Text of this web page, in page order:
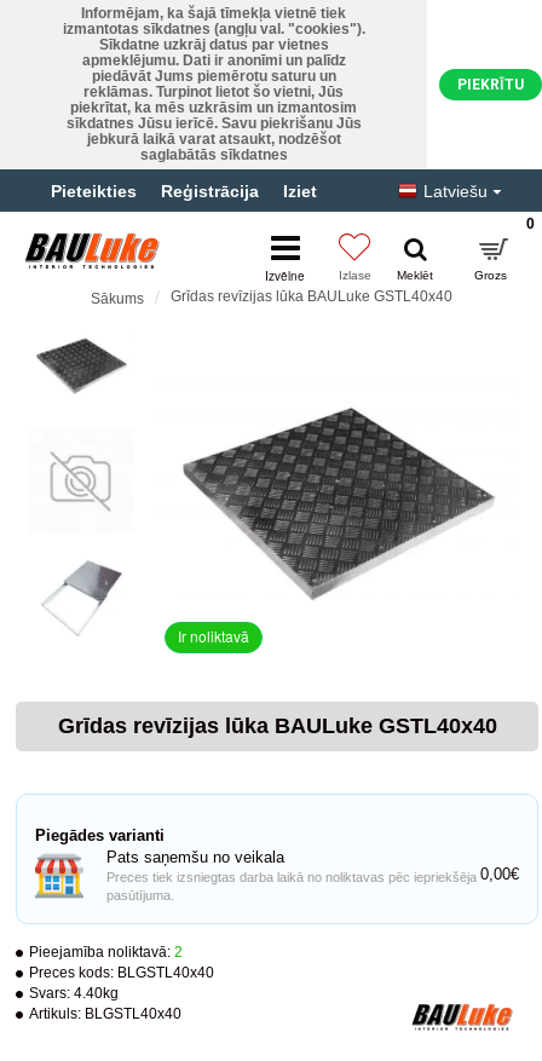
Informējam, ka šajā tīmekļa vietnē tiek
izmantotas sīkdatnes (angļu val. "cookies").
Sīkdatne uzkrāj datus par vietnes
apmeklējumu. Dati ir anonīmi un palīdz
piedāvāt Jums piemērotu saturu un
reklāmas. Turpinot lietot šo vietni, Jūs
piekrītat, ka mēs uzkrāsim un izmantosim
sīkdatnes Jūsu ierīcē. Savu piekrišanu Jūs
jebkurā laikā varat atsaukt, nodzēšot
saglabātās sīkdatnes
PIEKRĪTU
Pieteikties Reģistrācija Iziet Latviešu
0
Sākums Grīdas revīzijas lūka BAULuke GSTL40x40
Ir noliktavā
Grīdas revīzijas lūka BAULuke GSTL40x40
Pieejamība noliktavā: 2
Preces kods: BLGSTL40x40
Svars: 4.40kg
Artikuls: BLGSTL40x40
Piegādes varianti
Pats saņemšu no veikala
Preces tiek izsniegtas darba laikā no noliktavas pēc iepriekšēja
pasūtījuma.
0,00€